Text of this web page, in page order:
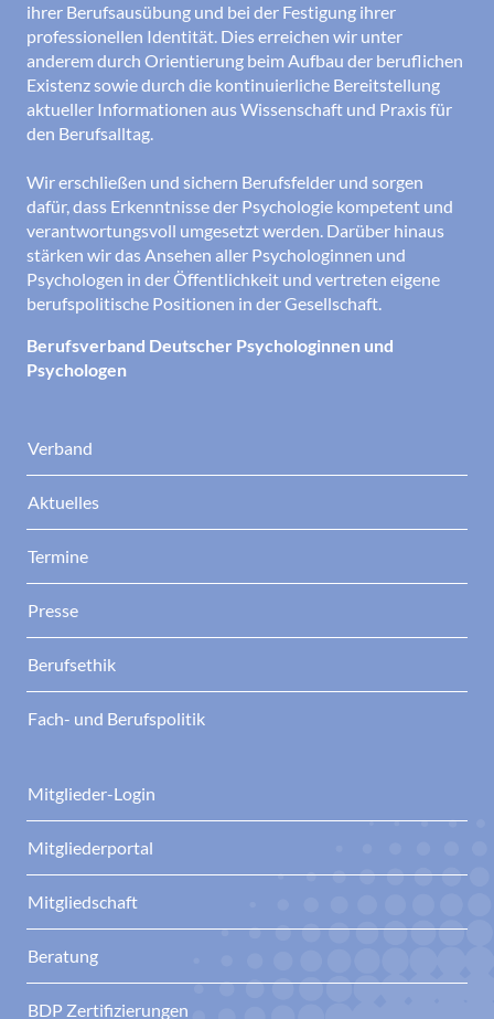
ihrer Berufsausübung und bei der Festigung ihrer
professionellen Identität. Dies erreichen wir unter
anderem durch Orientierung beim Aufbau der beruflichen
Existenz sowie durch die kontinuierliche Bereitstellung
aktueller Informationen aus Wissenschaft und Praxis für
den Berufsalltag.
Wir erschließen und sichern Berufsfelder und sorgen
dafür, dass Erkenntnisse der Psychologie kompetent und
verantwortungsvoll umgesetzt werden. Darüber hinaus
stärken wir das Ansehen aller Psychologinnen und
Psychologen in der Öffentlichkeit und vertreten eigene
berufspolitische Positionen in der Gesellschaft.
Berufsverband Deutscher Psychologinnen und
Psychologen
Verband
Aktuelles
Termine
Presse
Berufsethik
Fach- und Berufspolitik
Mitglieder-Login
Mitgliederportal
Mitgliedschaft
Beratung
BDP Zertifizierungen